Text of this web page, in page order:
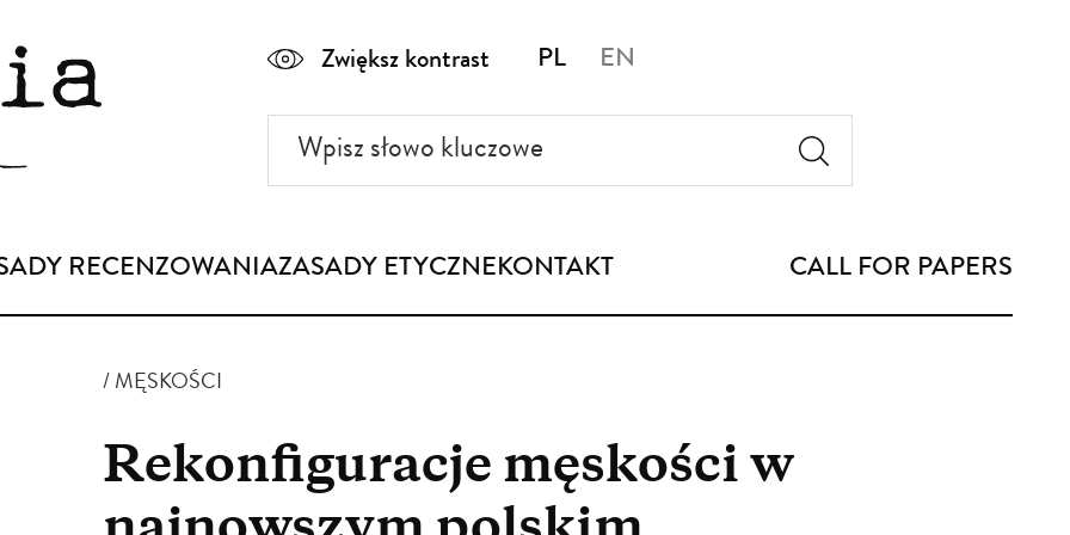
Zwiększ kontrast PL EN
słowo
kluczowe
RECENZOWANIAZASADY ETYCZNEKONTAKT CALL FOR PAPERS
MĘSKOŚCI
Rekonfiguracje męskości w